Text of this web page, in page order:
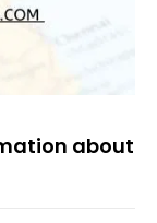
about